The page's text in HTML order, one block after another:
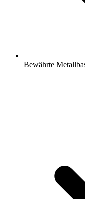
Bewährte